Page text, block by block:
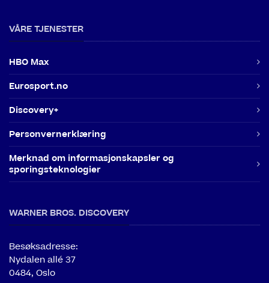
VÅRE TJENESTER
HBO Max
Eurosport.no
Discovery+
Personvernerklæring
Merknad om informasjonskapsler og
sporingsteknologier
WARNER BROS. DISCOVERY
Besøksadresse:
Nydalen allé 37
0484, Oslo